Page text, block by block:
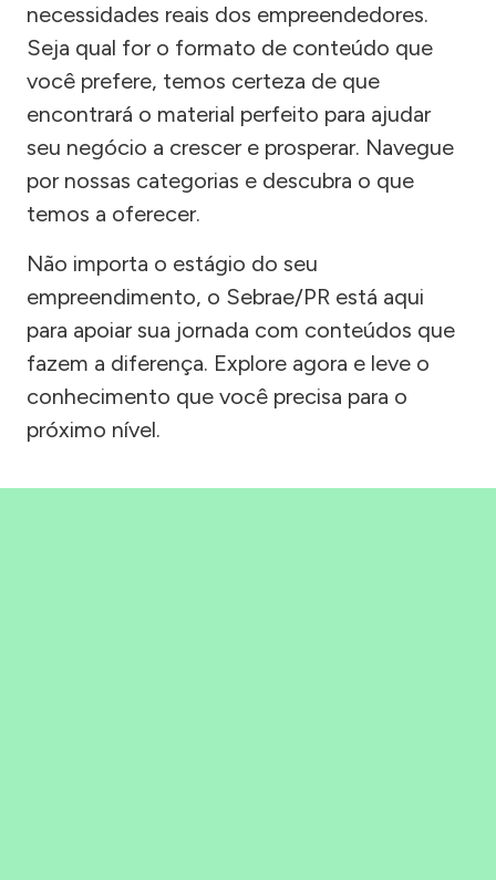
necessidades reais dos empreendedores.
Seja qual for o formato de conteúdo que
você prefere, temos certeza de que
encontrará o material perfeito para ajudar
seu negócio a crescer e prosperar. Navegue
por nossas categorias e descubra o que
temos a oferecer.
Não importa o estágio do seu
empreendimento, o Sebrae/PR está aqui
para apoiar sua jornada com conteúdos que
fazem a diferença. Explore agora e leve o
conhecimento que você precisa para o
próximo nível.